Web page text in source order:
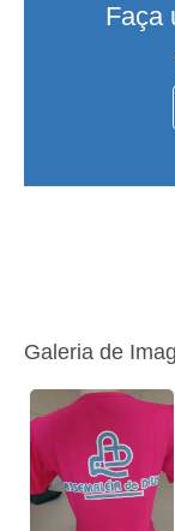
Faça
Galeria de